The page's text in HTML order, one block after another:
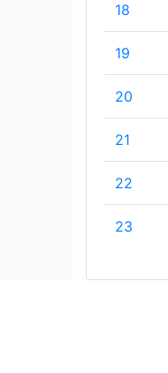
18
19
20
21
22
23